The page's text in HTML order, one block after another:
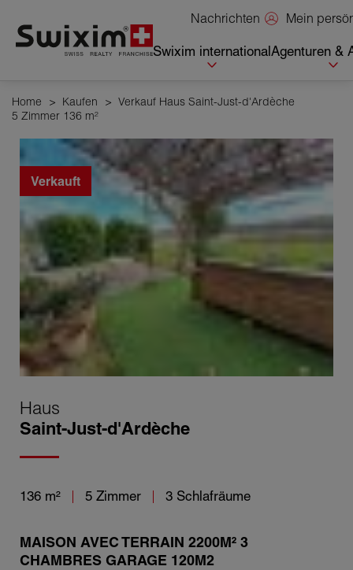
Nachrichten Mein
Swixim internationalAgenturen &
Home > Kaufen > Verkauf Haus Saint-Just-d'Ardèche
5 Zimmer 136 m²
Verkauft
Haus
Saint-Just-d'Ardèche
136 m² 5 Zimmer 3 Schlafräume
MAISON AVEC TERRAIN 2200M² 3
CHAMBRES GARAGE 120M2